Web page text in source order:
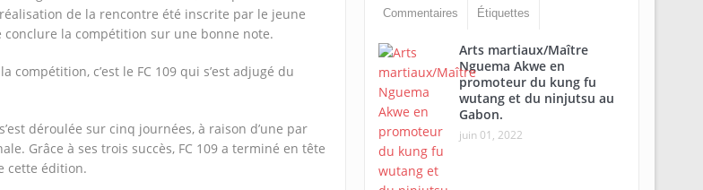
de la rencontre été inscrite par le jeune
la compétition sur une bonne note.
compétition, c’est le FC 109 qui s’est adjugé du
déroulée sur cinq journées, à raison d’une par
Grâce à ses trois succès, FC 109 a terminé en tête
cette édition.
Commentaires Étiquettes
Arts martiaux/Maître
Nguema Akwe en
promoteur du kung fu
wutang et du ninjutsu au
Gabon.
juin 01, 2022